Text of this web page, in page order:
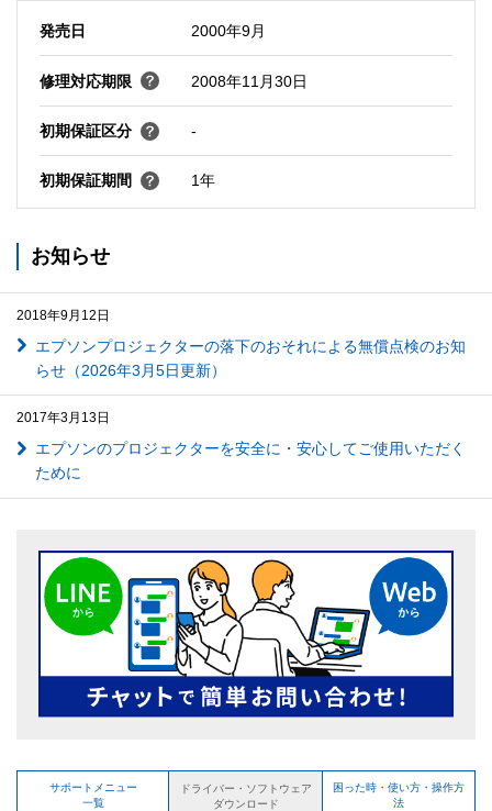
発売日 2000年9月
修理対応期限 2008年11月30日
初期保証区分 -
初期保証期間 1年
お知らせ
2018年9月12日
エプソンプロジェクターの落下のおそれによる無償点検のお知
らせ（2026年3月5日更新）
2017年3月13日
エプソンのプロジェクターを安全に・安心してご使用いただく
ために
サポートメニュー
一覧
ドライバー・ソフトウェア
ダウンロード
困った時・使い方・操作方
法